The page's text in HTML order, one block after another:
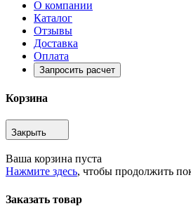
О компании
Каталог
Отзывы
Доставка
Оплата
Запросить расчет
Корзина
Закрыть
Ваша корзина пуста
Нажмите здесь, чтобы продолжить
Заказать товар